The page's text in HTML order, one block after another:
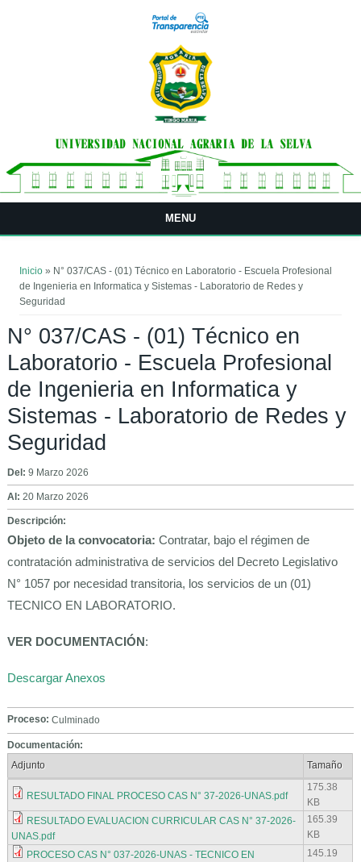
MENU
Inicio » N° 037/CAS - (01) Técnico en Laboratorio - Escuela Profesional
de Ingenieria en Informatica y Sistemas - Laboratorio de Redes y
Seguridad
N° 037/CAS - (01) Técnico en
Laboratorio - Escuela Profesional
de Ingenieria en Informatica y
Sistemas - Laboratorio de Redes y
Seguridad
Del:9 Marzo 2026
Al:20 Marzo 2026
Descripción:
Objeto de la convocatoria: Contratar, bajo el régimen de
contratación administrativa de servicios del Decreto Legislativo
N° 1057 por necesidad transitoria, los servicios de un (01)
TECNICO EN LABORATORIO.
VER DOCUMENTACIÓN :
Descargar Anexos
Proceso:Culminado
Documentación:
Adjunto
Tamaño
RESULTADO FINAL PROCESO CAS N° 37-2026-UNAS.pdf
175.38
KB
RESULTADO EVALUACION CURRICULAR CAS N° 37-2026-
UNAS.pdf
165.39
KB
PROCESO CAS N° 037-2026-UNAS - TECNICO EN
145.19